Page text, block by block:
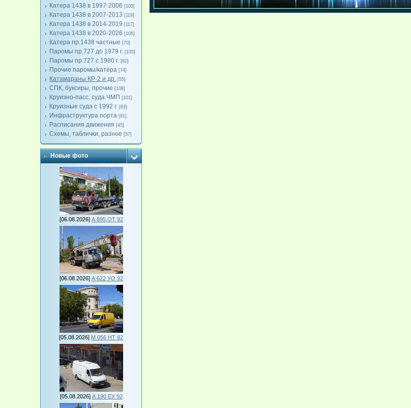
Катера 1438 в 1997-2006 [105]
Катера 1438 в 2007-2013 [119]
Катера 1438 в 2014-2019 [117]
Катера 1438 в 2020-2026 [105]
Катера пр.1438 частные [70]
Паромы пр.727 до 1979 г. [105]
Паромы пр.727 с 1980 г. [82]
Прочие паромы/катера [74]
Катамараны КР-2 и др. [55]
СПК, буксиры, прочие [108]
Круизно-пасс. суда ЧМП [101]
Круизные суда с 1992 г. [83]
Инфраструктура порта [91]
Расписания движения [45]
Схемы, таблички, разное [57]
Новые фото
[06.08.2026] А 895 ОТ 92
[06.08.2026] А 622 УО 92
[05.08.2026] М 056 НТ 82
[05.08.2026] А 190 ЕУ 92